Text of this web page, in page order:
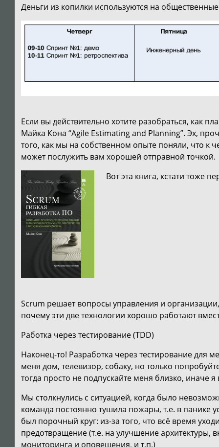
Деньги из копилки используются на
Если вы действительно хотите разобраться, как
Майка Кона “Agile Estimating and Planning”. Эх,
того, как мы на собственном опыте поняли, что к
может послужить вам хорошей отправной точкой.
Вот эта книга, кстати тоже
Scrum решает вопросы управления и
почему эти две технологии хорошо работают
Работка через тестирование (TDD)
Наконец-то! Разработка через тестирование для
меня дом, телевизор, собаку, но только
тогда просто не подпускайте меня близко, иначе
Мы столкнулись с ситуацией, когда было
команда постоянно тушила пожары, т.е. в панике
был порочный круг: из-за того, что всё время
предотвращение (т.е. на улучшение архитектуры,
мониторинга и оповещения, и т.п.)